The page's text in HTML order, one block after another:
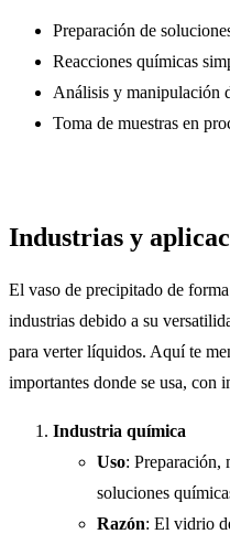
Preparación de
Reacciones químicas
Análisis y manipulación
Toma de muestras en
Industrias y
El vaso de precipitado de
industrias debido a su
para verter líquidos. Aquí te
importantes donde se usa, con
Industria química
Uso: Preparación,
soluciones
Razón: El vidrio